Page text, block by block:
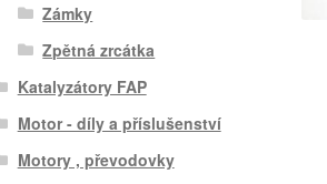
Zámky
Zpětná zrcátka
Katalyzátory FAP
Motor - díly a příslušenství
Motory , převodovky